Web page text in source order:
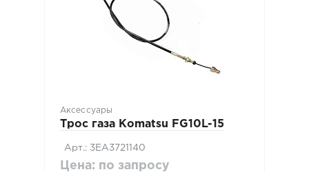
Аксессуары
Трос газа Komatsu FG10L-15
Арт.: 3EA3721140
Цена: по запросу